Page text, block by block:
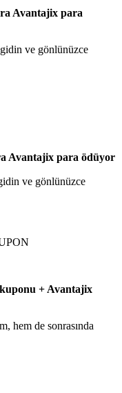
Avantajix para
ve gönlünüzce
Avantajix para ödüyor
ve gönlünüzce
+ Avantajix
hem de sonrasında